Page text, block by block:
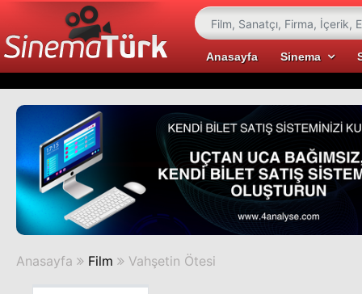
Anasayfa Sinema
Anasayfa Film Vahşetin Ötesi